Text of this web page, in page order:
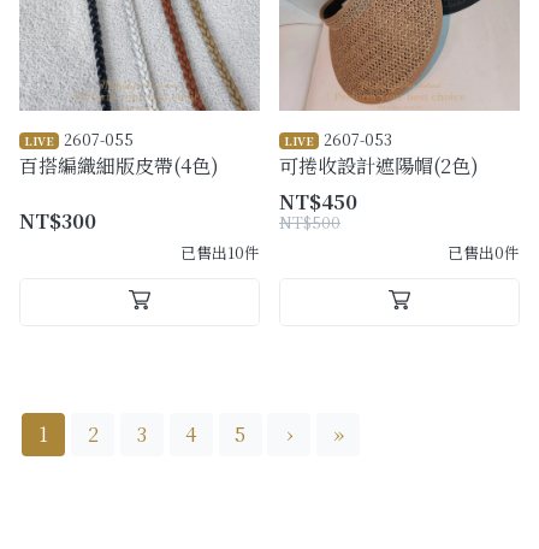
LIVE 2607-055
百搭編織細版皮帶(4色)
NT$300
已售出10件
LIVE 2607-053
可捲收設計遮陽帽(2色)
NT$450
NT$500
已售出0件
1 2 3 4 5 › »